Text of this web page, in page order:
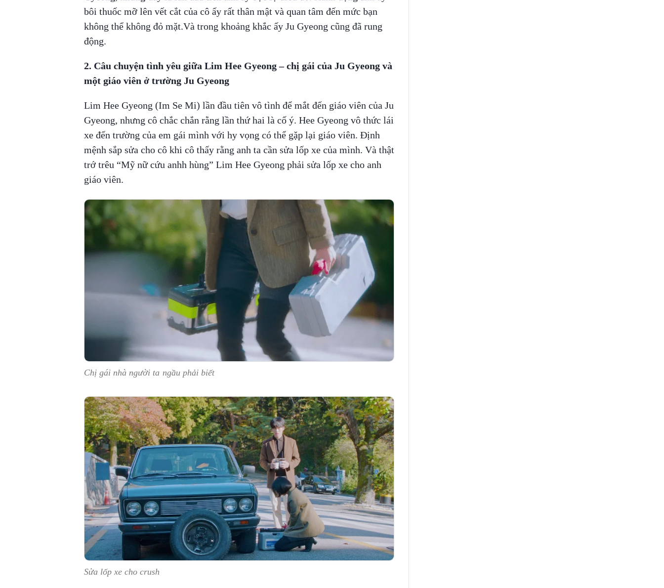
bôi thuốc mỡ lên vết cắt của cô ấy rất thân mật và quan tâm đến mức bạn
không thể không đỏ mặt.Và trong khoảng khắc ấy Ju Gyeong cũng đã rung
động.
2. Câu chuyện tình yêu giữa Lim Hee Gyeong – chị gái của Ju Gyeong và
một giáo viên ở trường Ju Gyeong
Lim Hee Gyeong (Im Se Mi) lần đầu tiên vô tình để mắt đến giáo viên của Ju
Gyeong, nhưng cô chắc chắn rằng lần thứ hai là cố ý. Hee Gyeong vô thức lái
xe đến trường của em gái mình với hy vọng có thể gặp lại giáo viên. Định
mệnh sắp sửa cho cô khi cô thấy rằng anh ta cần sửa lốp xe của mình. Và thật
trớ trêu “Mỹ nữ cứu anhh hùng” Lim Hee Gyeong phải sửa lốp xe cho anh
giáo viên.
Chị gái nhà người ta ngầu phải biết
Sửa lốp xe cho crush